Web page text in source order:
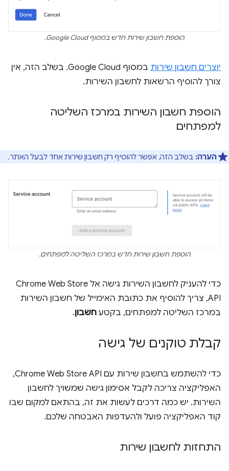
הוספת חשבון שירות חדש במסוף Google Cloud.
יוצרים חשבון שירות
במסוף Google Cloud. בשלב הזה, אין
צורך להוסיף הרשאות לחשבון השירות.
הוספת חשבון השירות במרכז השליטה
למפתחים
הערה: בשלב הזה, אפשר להוסיף רק חשבון שירות אחד לבעל האתר.
הוספת חשבון שירות חדש במרכז השליטה למפתחים.
כדי להעניק לחשבון השירות גישה אל Chrome Web Store
API, צריך להוסיף את כתובת האימייל של חשבון השירות
במרכז השליטה למפתחים, בקטע חשבון.
קבלת טוקנים של גישה
כדי להשתמש בחשבון שירות עם Chrome Web Store API,
האפליקציה צריכה לקבל אסימון גישה שמשויך לחשבון
השירות. יש כמה דרכים לעשות את זה, בהתאם למקום שבו
קוד האפליקציה פועל ולהעדפות האבטחה שלכם.
התחזות לחשבון שירות